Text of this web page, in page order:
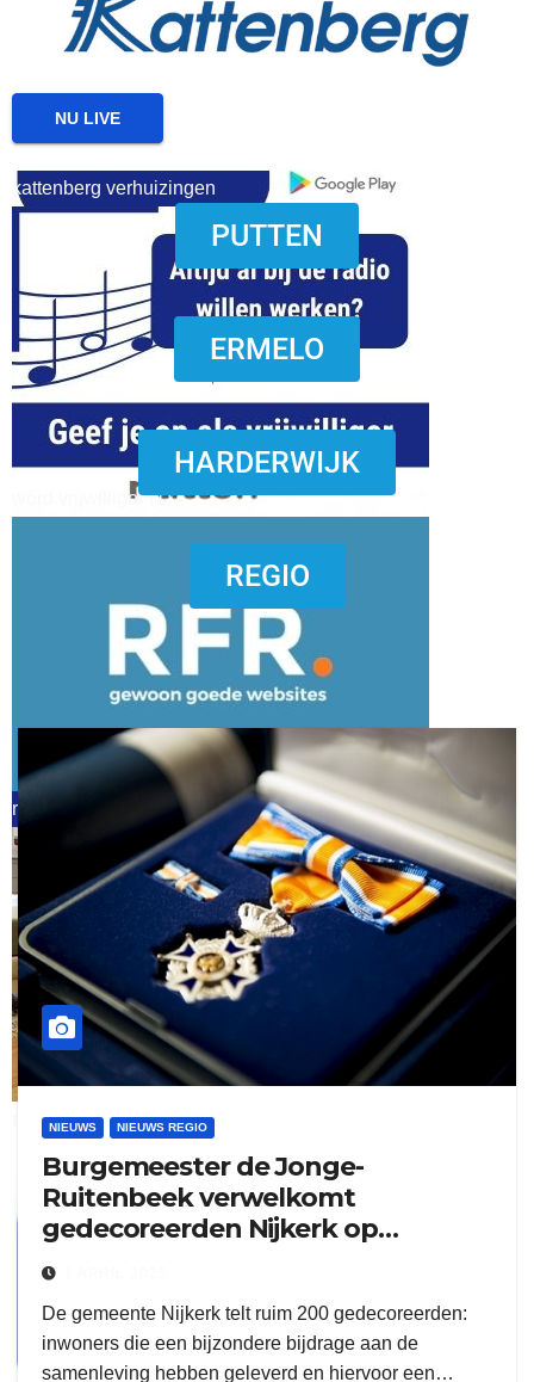
download onzze App
word vrijwilliger (1)
kattenberg verhuizingen
word vrijwilliger (1)
refreshed webdesign putten
ruitengaparket
NU LIVE
PUTTEN
ERMELO
HARDERWIJK
REGIO
NIEUWS NIEUWS REGIO
Burgemeester de Jonge-
Ruitenbeek verwelkomt
gedecoreerden Nijkerk op
oranjeborrel
De gemeente Nijkerk telt ruim 200 gedecoreerden:
inwoners die een bijzondere bijdrage aan de
samenleving hebben geleverd en hiervoor een…